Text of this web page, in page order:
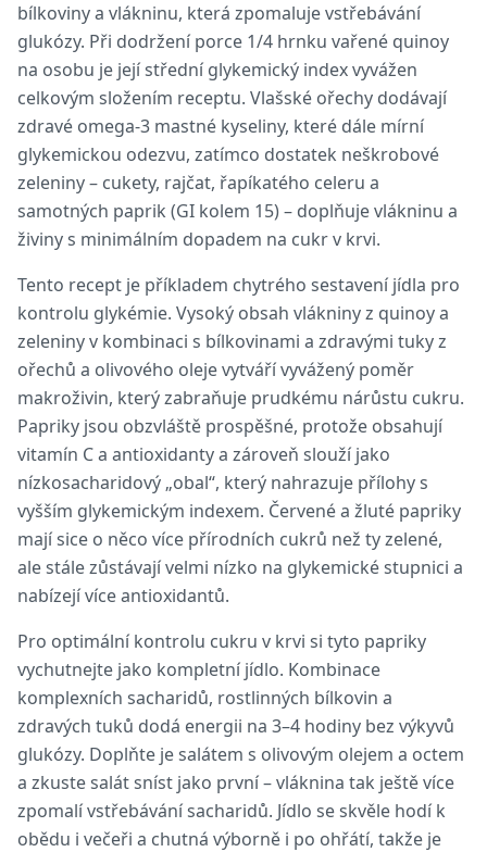
bílkoviny a vlákninu, která zpomaluje vstřebávání
glukózy. Při dodržení porce 1/4 hrnku vařené quinoy
na osobu je její střední glykemický index vyvážen
celkovým složením receptu. Vlašské ořechy dodávají
zdravé omega-3 mastné kyseliny, které dále mírní
glykemickou odezvu, zatímco dostatek neškrobové
zeleniny – cukety, rajčat, řapíkatého celeru a
samotných paprik (GI kolem 15) – doplňuje vlákninu a
živiny s minimálním dopadem na cukr v krvi.
Tento recept je příkladem chytrého sestavení jídla pro
kontrolu glykémie. Vysoký obsah vlákniny z quinoy a
zeleniny v kombinaci s bílkovinami a zdravými tuky z
ořechů a olivového oleje vytváří vyvážený poměr
makroživin, který zabraňuje prudkému nárůstu cukru.
Papriky jsou obzvláště prospěšné, protože obsahují
vitamín C a antioxidanty a zároveň slouží jako
nízkosacharidový „obal“, který nahrazuje přílohy s
vyšším glykemickým indexem. Červené a žluté papriky
mají sice o něco více přírodních cukrů než ty zelené,
ale stále zůstávají velmi nízko na glykemické stupnici a
nabízejí více antioxidantů.
Pro optimální kontrolu cukru v krvi si tyto papriky
vychutnejte jako kompletní jídlo. Kombinace
komplexních sacharidů, rostlinných bílkovin a
zdravých tuků dodá energii na 3–4 hodiny bez výkyvů
glukózy. Doplňte je salátem s olivovým olejem a octem
a zkuste salát sníst jako první – vláknina tak ještě více
zpomalí vstřebávání sacharidů. Jídlo se skvěle hodí k
obědu i večeři a chutná výborně i po ohřátí, takže je